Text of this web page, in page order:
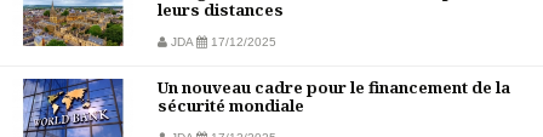
leurs distances
JDA 17/12/2025
Un nouveau cadre pour le financement de la
sécurité mondiale